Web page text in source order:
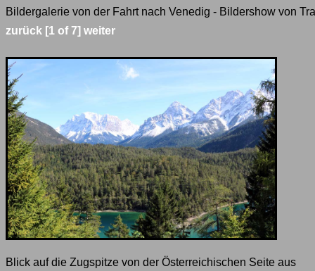
Bildergalerie von der Fahrt nach Venedig - Bildershow von
zurück [1 of 7] weiter
Blick auf die Zugspitze von der Österreichischen Seite aus